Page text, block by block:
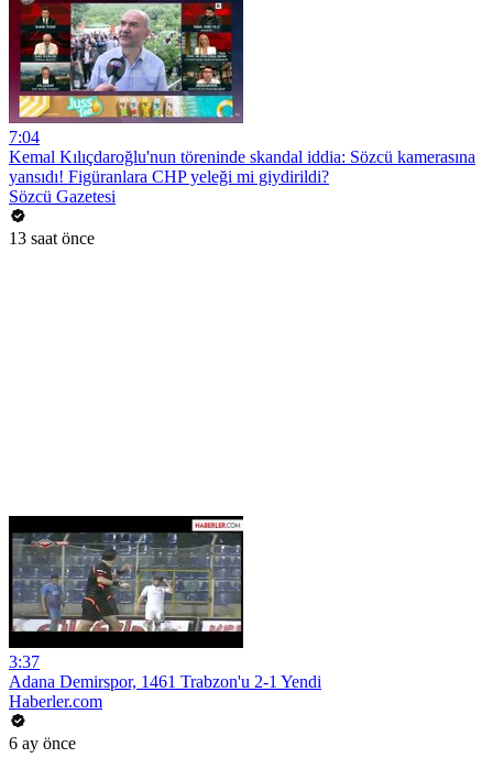
7:04
Kemal Kılıçdaroğlu'nun töreninde skandal iddia: Sözcü kamerasına
yansıdı! Figüranlara CHP yeleği mi giydirildi?
Sözcü Gazetesi
13 saat önce
3:37
Adana Demirspor, 1461 Trabzon'u 2-1 Yendi
Haberler.com
6 ay önce